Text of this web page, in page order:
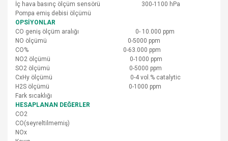
İç hava basınç ölçüm sensörü 300-1100 hPa
Pompa emiş debisi ölçümü
OPSİYONLAR
CO geniş ölçüm aralığı 0- 10.000 ppm
NO ölçümü 0-5000 ppm
CO% 0-63.000 ppm
NO2 ölçümü 0-1000 ppm
SO2 ölçümü 0-5000 ppm
CxHy ölçümü 0-4 vol.% catalytic
H2S ölçümü 0-1000 ppm
Fark sıcaklığı
HESAPLANAN DEĞERLER
CO2
CO(seyreltilmemiş)
NOx